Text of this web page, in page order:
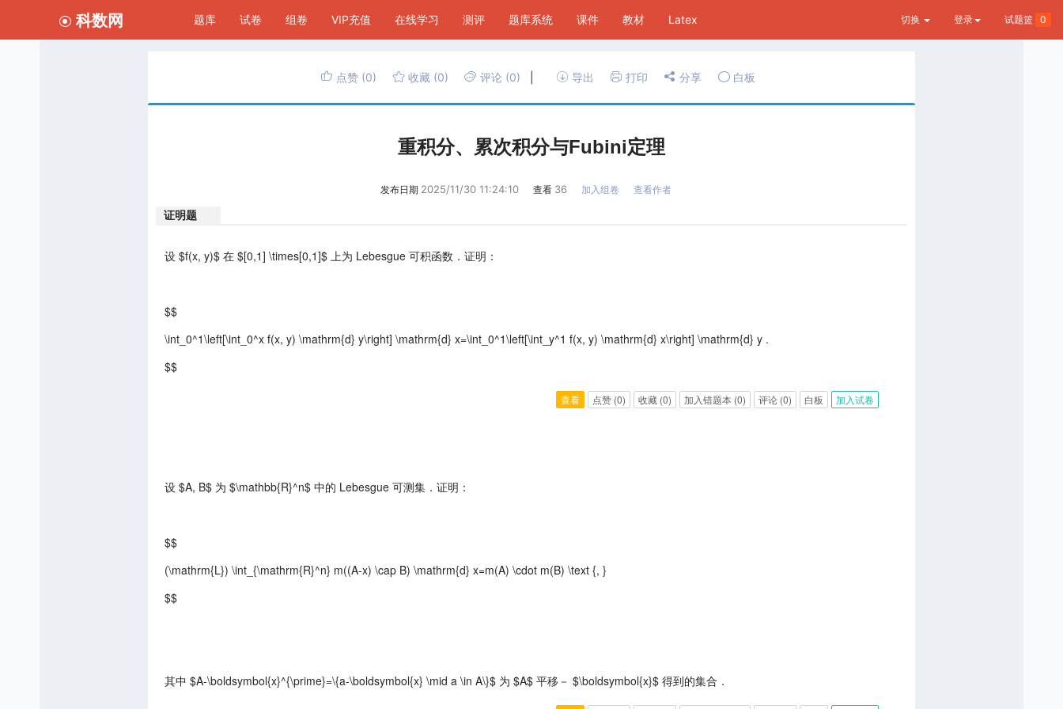
科数网 题库 试卷 组卷 VIP充值 在线学习 测评 题库系统 课件 教材 Latex 切换 登录 试题篮 0
点赞 (0) 收藏 (0) 评论 (0) 导出 打印 分享 白板
重积分、累次积分与Fubini定理
发布日期 2025/11/30 11:24:10查看 36 加入组卷 查看作者
证明题
设 $f(x, y)$ 在 $[0,1] \times[0,1]$ 上为 Lebesgue 可积函数．证明：
$$
\int_0^1\left[\int_0^x f(x, y) \mathrm{d} y\right] \mathrm{d} x=\int_0^1\left[\int_y^1 f(x, y) \mathrm{d} x\right] \mathrm{d} y .
$$
查看 点赞 (0) 收藏 (0) 加入错题本 (0) 评论 (0) 白板 加入试卷
设 $A, B$ 为 $\mathbb{R}^n$ 中的 Lebesgue 可测集．证明：
$$
(\mathrm{L}) \int_{\mathrm{R}^n} m((A-x) \cap B) \mathrm{d} x=m(A) \cdot m(B) \text {, }
$$
其中 $A-\boldsymbol{x}^{\prime}=\{a-\boldsymbol{x} \mid a \in A\}$ 为 $A$ 平移－ $\boldsymbol{x}$ 得到的集合．